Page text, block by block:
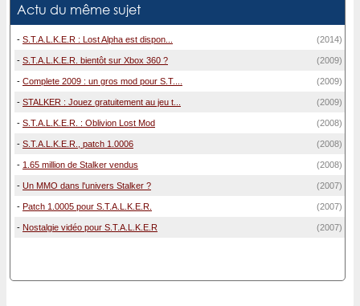
Actu du même sujet
- S.T.A.L.K.E.R : Lost Alpha est dispon... (2014)
- S.T.A.L.K.E.R. bientôt sur Xbox 360 ? (2009)
- Complete 2009 : un gros mod pour S.T.... (2009)
- STALKER : Jouez gratuitement au jeu t... (2009)
- S.T.A.L.K.E.R. : Oblivion Lost Mod (2008)
- S.T.A.L.K.E.R., patch 1.0006 (2008)
- 1.65 million de Stalker vendus (2008)
- Un MMO dans l'univers Stalker ? (2007)
- Patch 1.0005 pour S.T.A.L.K.E.R. (2007)
- Nostalgie vidéo pour S.T.A.L.K.E.R (2007)